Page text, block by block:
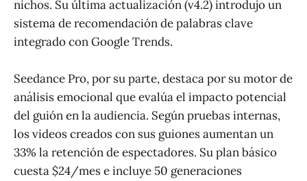
nichos. Su última actualización (v4.2) introdujo un
sistema de recomendación de palabras clave
integrado con Google Trends.
Seedance Pro, por su parte, destaca por su motor de
análisis emocional que evalúa el impacto potencial
del guión en la audiencia. Según pruebas internas,
los videos creados con sus guiones aumentan un
33% la retención de espectadores. Su plan básico
cuesta $24/mes e incluye 50 generaciones